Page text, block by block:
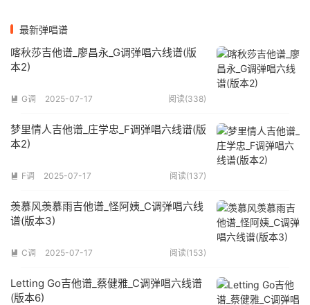
最新弹唱谱
喀秋莎吉他谱_廖昌永_G调弹唱六线谱(版
本2)
 G调 2025-07-17 阅读(338)
梦里情人吉他谱_庄学忠_F调弹唱六线谱(版
本2)
 F调 2025-07-17 阅读(137)
羡慕风羡慕雨吉他谱_怪阿姨_C调弹唱六线
谱(版本3)
 C调 2025-07-17 阅读(153)
Letting Go吉他谱_蔡健雅_C调弹唱六线谱
(版本6)